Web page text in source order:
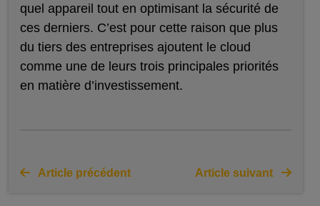
quel appareil tout en optimisant la sécurité de
ces derniers. C’est pour cette raison que plus
du tiers des entreprises ajoutent le cloud
comme une de leurs trois principales priorités
en matière d’investissement.
Article précédent Article suivant